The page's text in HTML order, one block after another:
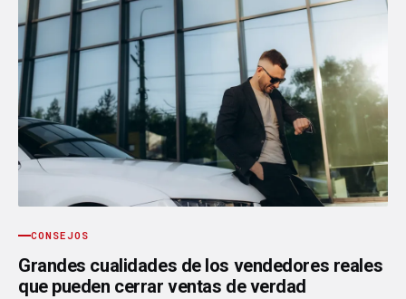
CONSEJOS
Grandes cualidades de los vendedores reales
que pueden cerrar ventas de verdad